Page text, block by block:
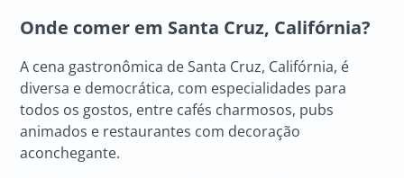
Onde comer em Santa Cruz, Califórnia?
A cena gastronômica de Santa Cruz, Califórnia, é
diversa e democrática, com especialidades para
todos os gostos, entre cafés charmosos, pubs
animados e restaurantes com decoração
aconchegante.